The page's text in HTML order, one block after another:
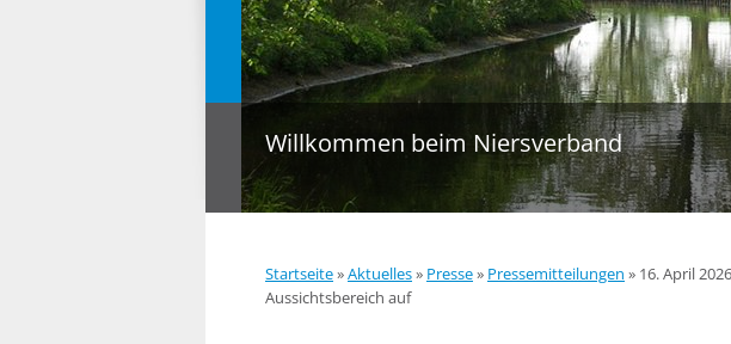
Willkommen beim Niersverband
Startseite»Aktuelles» Presse» Pressemitteilungen » 16. April
Aussichtsbereich auf